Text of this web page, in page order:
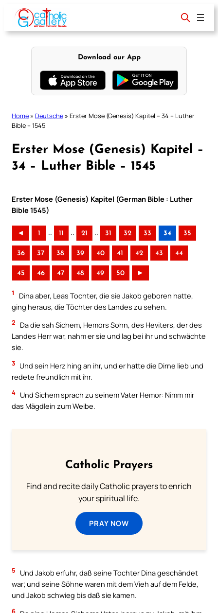
content
Download our App
Home » Deutsche » Erster Mose (Genesis) Kapitel – 34 – Luther
Bible – 1545
Erster Mose (Genesis) Kapitel –
34 – Luther Bible – 1545
Erster Mose (Genesis) Kapitel (German Bible : Luther
Bible 1545)
◄ 1 .. 11 .. 21 .. 31 32 33 34 35
36 37 38 39 40 41 42 43 44
45 46 47 48 49 50 ►
1
Dina aber, Leas Tochter, die sie Jakob geboren hatte,
ging heraus, die Töchter des Landes zu sehen.
2
Da die sah Sichem, Hemors Sohn, des Heviters, der des
Landes Herr war, nahm er sie und lag bei ihr und schwächte
sie.
3 Und sein Herz hing an ihr, und er hatte die Dirne lieb und
redete freundlich mit ihr.
4 Und Sichem sprach zu seinem Vater Hemor: Nimm mir
das Mägdlein zum Weibe.
Catholic Prayers
Find and recite daily Catholic prayers to enrich
your spiritual life.
PRAY NOW
5
Und Jakob erfuhr, daß seine Tochter Dina geschändet
war; und seine Söhne waren mit dem Vieh auf dem Felde,
und Jakob schwieg bis daß sie kamen.
6